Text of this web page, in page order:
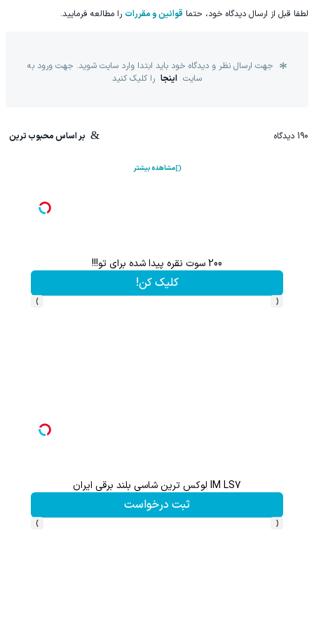
لطفا قبل از ارسال دیدگاه خود، حتما قوانین و مقررات را مطالعه فرمایید.
جهت ارسال نظر و دیدگاه خود باید ابتدا وارد سایت شوید. جهت ورود به
سایت اینجا را کلیک کنید
190 دیدگاه بر اساس محبوب ترین
مشاهده بیشتر
200 سوت نقره پیدا شده برای تو!!!
کلیک کن!
‹
›
IM LS7 لوکس ترین شاسی بلند برقی ایران
ثبت درخواست
‹
›